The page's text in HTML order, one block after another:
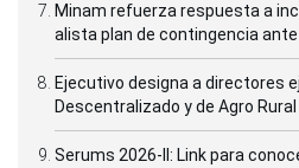
Minam refuerza respuesta a
alista plan de contingencia ante
Ejecutivo designa a directores
Descentralizado y de Agro Rural
Serums 2026-II: Link para